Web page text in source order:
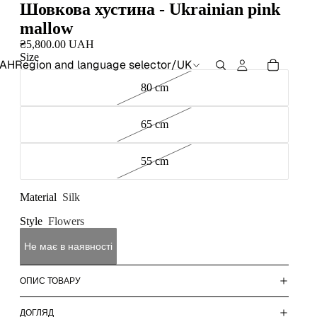
Region and language selector/UK
Шовкова хустина - Ukrainian pink
mallow
₴5,800.00 UAH
Size
80 cm
65 cm
55 cm
Material Silk
Style Flowers
Не має в наявності
ОПИС ТОВАРУ
ДОГЛЯД